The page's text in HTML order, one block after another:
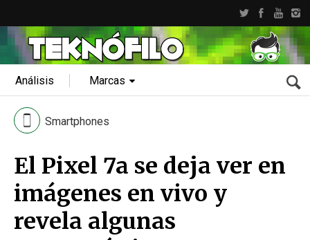
Análisis Marcas
Smartphones
El Pixel 7a se deja ver en
imágenes en vivo y
revela algunas